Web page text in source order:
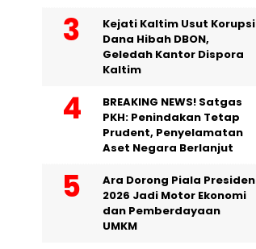
Kejati Kaltim Usut Korupsi
Dana Hibah DBON,
Geledah Kantor Dispora
Kaltim
BREAKING NEWS! Satgas
PKH: Penindakan Tetap
Prudent, Penyelamatan
Aset Negara Berlanjut
Ara Dorong Piala Presiden
2026 Jadi Motor Ekonomi
dan Pemberdayaan
UMKM